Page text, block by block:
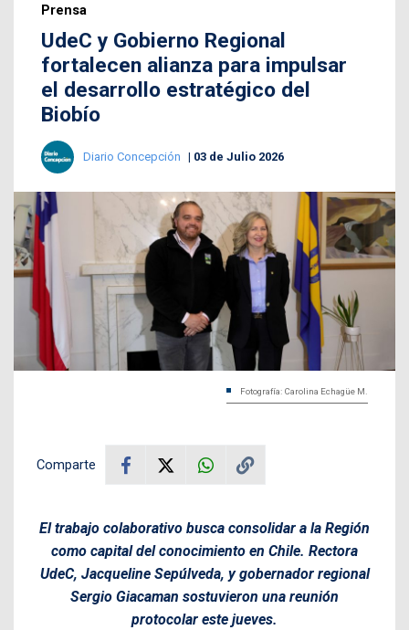
Prensa
UdeC y Gobierno Regional
fortalecen alianza para impulsar
el desarrollo estratégico del
Biobío
Diario Concepción 03 de Julio 2026
Fotografía: Carolina Echagüe M.
Comparte
El trabajo colaborativo busca consolidar a la Región
como capital del conocimiento en Chile. Rectora
UdeC, Jacqueline Sepúlveda, y gobernador regional
Sergio Giacaman sostuvieron una reunión
protocolar este jueves.